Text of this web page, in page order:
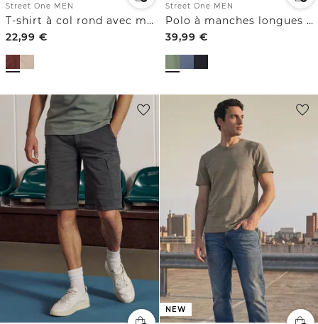
Street One MEN
T-shirt à col rond avec motif typographique
22,99 €
Street One MEN
Polo à manches longues avec poche
39,99 €
NEW